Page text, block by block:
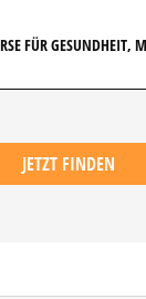
FÜR GESUNDHEIT,
JETZT FINDEN